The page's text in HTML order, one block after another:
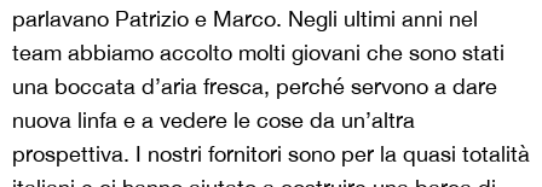
parlavano Patrizio e Marco. Negli ultimi anni nel
team abbiamo accolto molti giovani che sono stati
una boccata d’aria fresca, perché servono a dare
nuova linfa e a vedere le cose da un’altra
prospettiva. I nostri fornitori sono per la quasi totalità